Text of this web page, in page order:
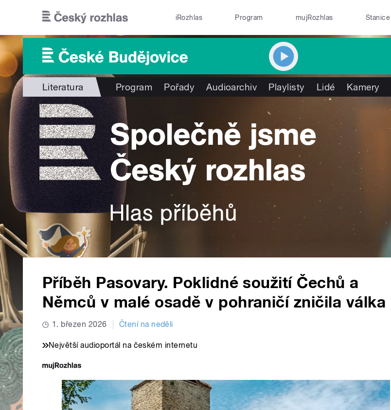
iRozhlas Program mujRozhlas Stanice
Literatura Program Pořady Audioarchiv Playlisty Lidé Kamery
Příběh Pasovary. Poklidné soužití Čechů a
Němců v malé osadě v pohraničí zničila válka
1. březen 2026 Čtení na neděli
Největší audioportál na českém internetu